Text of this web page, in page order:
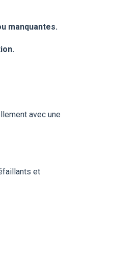
manquantes.
avec une
et